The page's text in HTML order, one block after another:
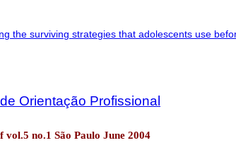
Orientação Profissional
no.1 São Paulo June 2004